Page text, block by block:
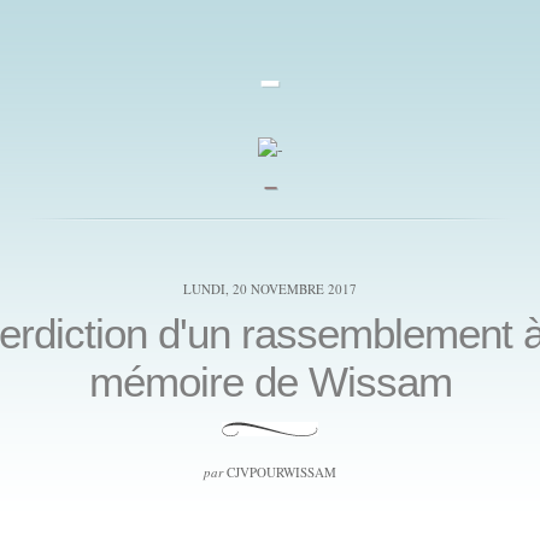
-
_
LUNDI, 20 NOVEMBRE 2017
d'un rassemblement
mémoire de Wissam
parCJVPOURWISSAM